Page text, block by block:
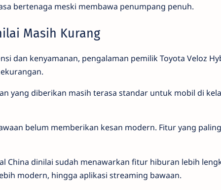
bertenaga meski membawa penumpang penuh.
Masih Kurang
dan kenyamanan, pengalaman pemilik Toyota Veloz
yang diberikan masih terasa standar untuk mobil di
belum memberikan kesan modern. Fitur yang
China dinilai sudah menawarkan fitur hiburan lebih
modern, hingga aplikasi streaming bawaan.